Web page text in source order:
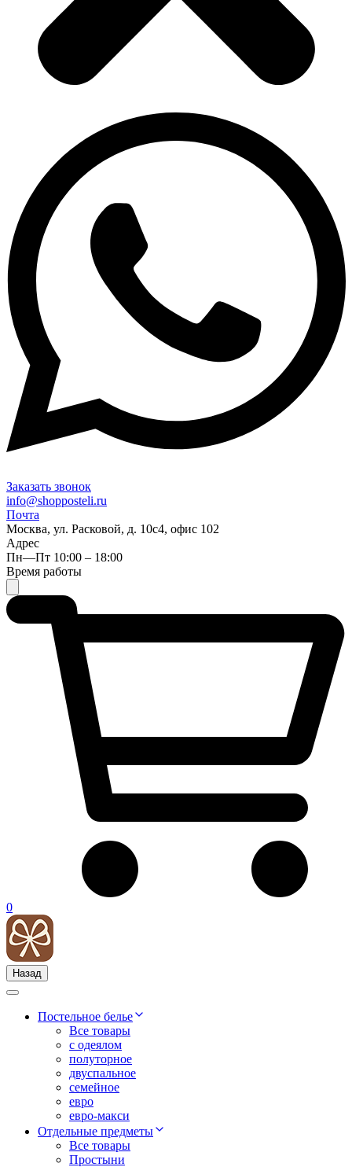
Заказать звонок
info@shopposteli.ru
Почта
Москва, ул. Расковой, д. 10с4, офис 102
Адрес
Пн—Пт 10:00 – 18:00
Время работы
0
Назад
Постельное белье
Все товары
с одеялом
полуторное
двуспальное
семейное
евро
евро-макси
Отдельные предметы
Все товары
Простыни